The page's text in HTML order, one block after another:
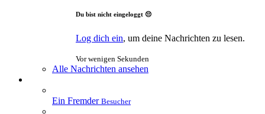
Du bist nicht eingeloggt 😔
Log dich ein, um deine Nachrichten zu lesen.
Vor wenigen Sekunden
Alle Nachrichten ansehen
Ein Fremder Besucher